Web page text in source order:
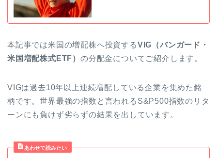
本記事では米国の増配株へ投資するVIG（バンガード・
米国増配株式ETF）の分配金についてご紹介します。
VIGは過去10年以上連続増配している企業を集めた銘
柄です。世界最強の指数と言われるS&P500指数のリタ
ーンにも負けず劣らずの結果を出しています。